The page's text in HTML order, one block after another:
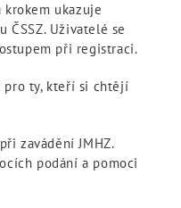
krokem ukazuje
Uživatelé se
při registraci.
pro ty, kteří si chtějí
zavádění JMHZ.
podání a pomoci